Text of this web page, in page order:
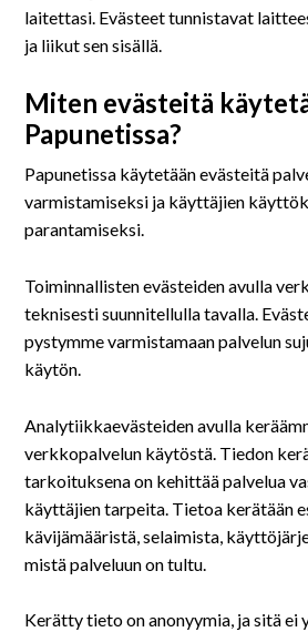
In English
laitettasi. Evästeet tunnistavat
ja liikut sen sisällä.
Miten evästeitä
Papunetissa?
Papunetissa käytetään evästeitä
varmistamiseksi ja käyttäjien
parantamiseksi.
Toiminnallisten evästeiden avulla
teknisesti suunnitellulla tavalla.
pystymme varmistamaan palvelun
käytön.
Analytiikkaevästeiden avulla
verkkopalvelun käytöstä. Tiedon
tarkoituksena on kehittää palvelua
käyttäjien tarpeita. Tietoa kerätään
kävijämääristä, selaimista,
mistä palveluun on tultu.
Kerätty tieto on anonyymia, ja sitä ei